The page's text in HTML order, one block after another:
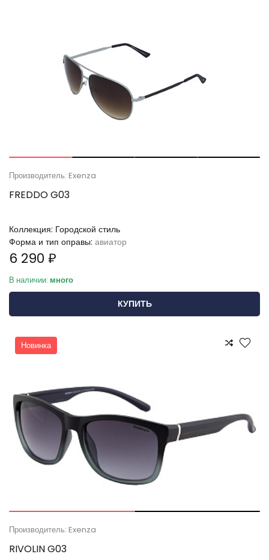
Производитель: Exenza
FREDDO G03
Коллекция: Городской стиль
Форма и тип оправы: авиатор
6 290 ₽
В наличии: много
КУПИТЬ
Новинка
Производитель: Exenza
RIVOLIN G03